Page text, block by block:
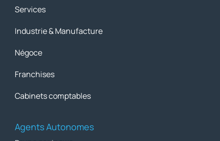
Services
Industrie & Manufacture
Négoce
Franchises
Cabinets comptables
Agents Autonomes